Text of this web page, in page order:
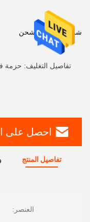
شروط الدفع والشحن
تفاصيل التغليف: حزمة
احصل على
تفاصيل المنتج
العنصر: